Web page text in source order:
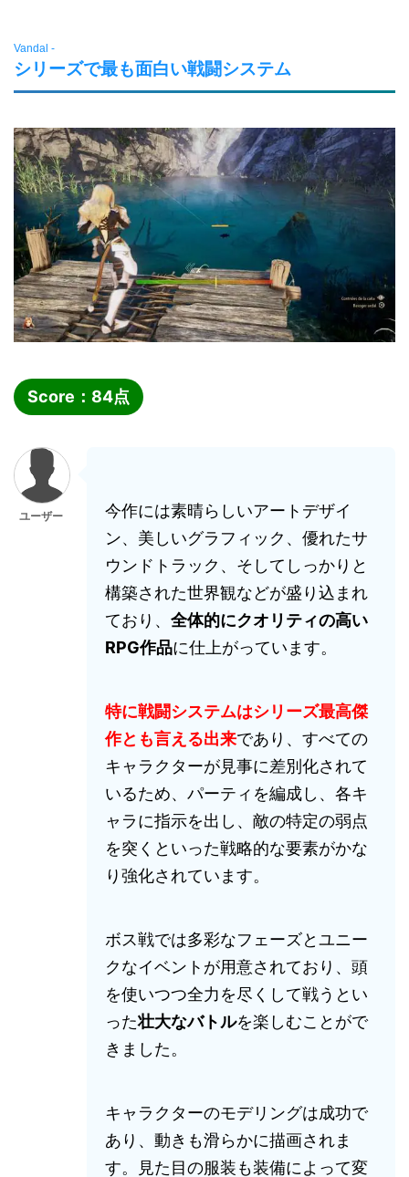
Vandal -
シリーズで最も面白い戦闘システム
Score： 84点
ユーザー
今作には素晴らしいアートデザイ
ン、美しいグラフィック、優れたサ
ウンドトラック、そしてしっかりと
構築された世界観などが盛り込まれ
ており、 全体的にクオリティの高い
RPG作品に仕上がっています。
特に戦闘システムはシリーズ最高傑
作とも言える出来であり、すべての
キャラクターが見事に差別化されて
いるため、パーティを編成し、各キ
ャラに指示を出し、敵の特定の弱点
を突くといった戦略的な要素がかな
り強化されています。
ボス戦では多彩なフェーズとユニー
クなイベントが用意されており、頭
を使いつつ全力を尽くして戦うとい
った壮大なバトルを楽しむことがで
きました。
キャラクターのモデリングは成功で
あり、動きも滑らかに描画されま
す。見た目の服装も装備によって変